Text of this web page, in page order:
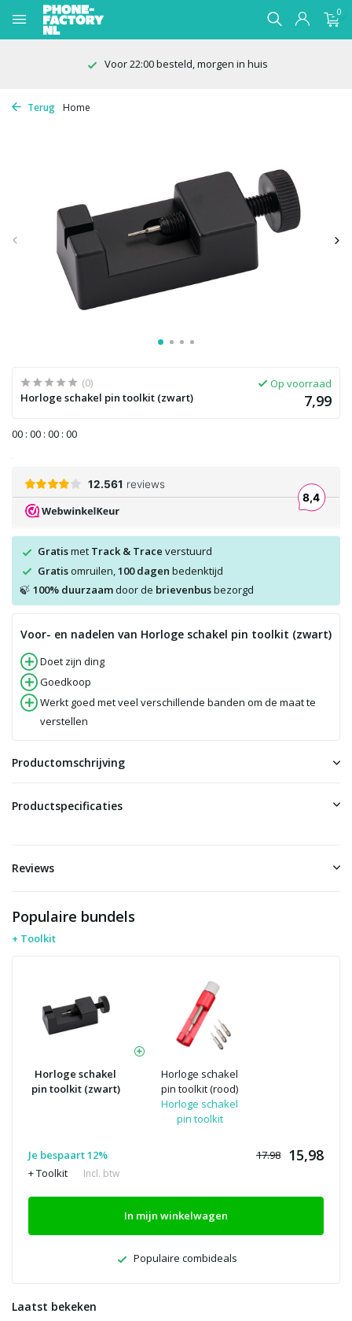
0
Voor 22:00 besteld, morgen in huis
Terug Home
(0)
Horloge schakel pin toolkit (zwart)
Op voorraad
7,99
00 : 00 : 00 : 00
Gratismet Track & Trace verstuurd
Gratisomruilen, 100 dagen bedenktijd
🍃 100% duurzaamdoor de brievenbusbezorgd
Voor- en nadelen van Horloge schakel pin toolkit (zwart)
Doet zijn ding
Goedkoop
Werkt goed met veel verschillende banden om de maat te
verstellen
Productomschrijving
Productspecificaties
Reviews
Populaire bundels
+ Toolkit
Horloge schakel
pin toolkit (zwart)
Horloge schakel
pin toolkit (rood)
Horloge schakel
pin toolkit
Je bespaart 12% 17.98 15,98
+ Toolkit Incl. btw
In mijn winkelwagen
Populaire combideals
Laatst bekeken